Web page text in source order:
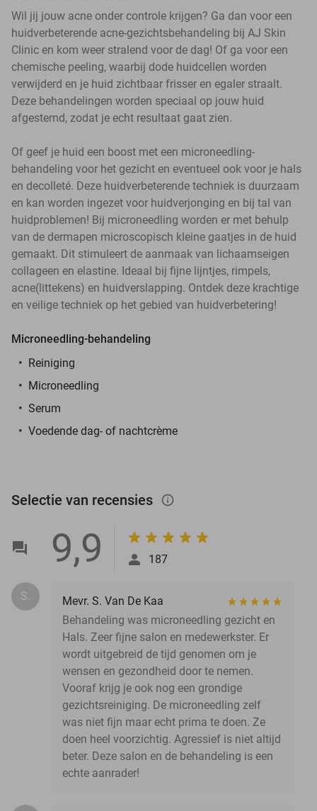
Wil jij jouw acne onder controle krijgen? Ga dan voor een
huidverbeterende acne-gezichtsbehandeling bij AJ Skin
Clinic en kom weer stralend voor de dag! Of ga voor een
chemische peeling, waarbij dode huidcellen worden
verwijderd en je huid zichtbaar frisser en egaler straalt.
Deze behandelingen worden speciaal op jouw huid
afgestemd, zodat je echt resultaat gaat zien.
Of geef je huid een boost met een microneedling-
behandeling voor het gezicht en eventueel ook voor je hals
en decolleté. Deze huidverbeterende techniek is duurzaam
en kan worden ingezet voor huidverjonging en bij tal van
huidproblemen! Bij microneedling worden er met behulp
van de dermapen microscopisch kleine gaatjes in de huid
gemaakt. Dit stimuleert de aanmaak van lichaamseigen
collageen en elastine. Ideaal bij fijne lijntjes, rimpels,
acne(littekens) en huidverslapping. Ontdek deze krachtige
en veilige techniek op het gebied van huidverbetering!
Microneedling-behandeling
Reiniging
Microneedling
Serum
Voedende dag- of nachtcrème
Selectie van recensies info_outlined
9,9 187
S.
Mevr. S. Van De Kaa
Behandeling was microneedling gezicht en
Hals. Zeer fijne salon en medewerkster. Er
wordt uitgebreid de tijd genomen om je
wensen en gezondheid door te nemen.
Vooraf krijg je ook nog een grondige
gezichtsreiniging. De microneedling zelf
was niet fijn maar echt prima te doen. Ze
doen heel voorzichtig. Agressief is niet altijd
beter. Deze salon en de behandeling is een
echte aanrader!